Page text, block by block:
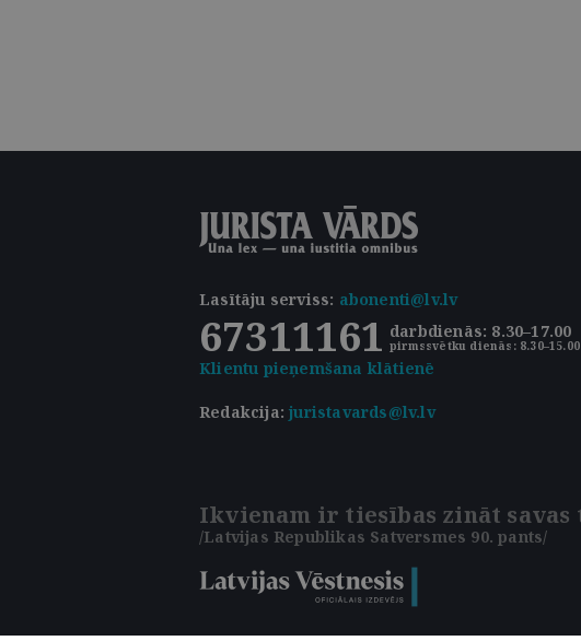
Lasītāju serviss: abonenti@lv.lv
67311161 darbdienās: 8.30–17.00
pirmssvētku dienās: 8.30–15.00
Klientu pieņemšana klātienē
Redakcija:juristavards@lv.lv
Ikvienam ir tiesības zināt savas
/Latvijas Republikas Satversmes 90. pants/